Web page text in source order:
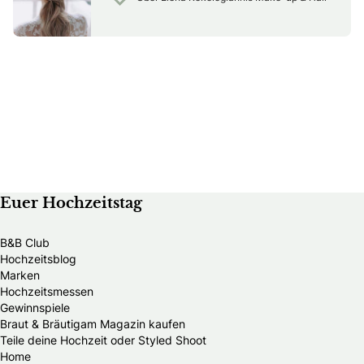
Euer Hochzeitstag
B&B Club
Hochzeitsblog
Marken
Hochzeitsmessen
Gewinnspiele
Braut & Bräutigam Magazin kaufen
Teile deine Hochzeit oder Styled Shoot
Home